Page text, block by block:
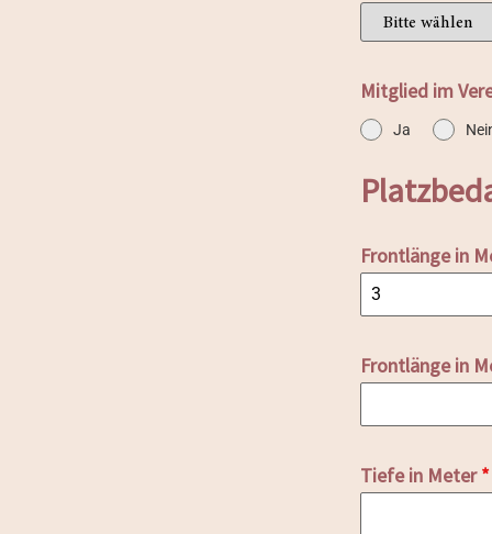
Mitglied im
Ja
Frontlänge in
Frontlänge in
Tiefe in Meter*